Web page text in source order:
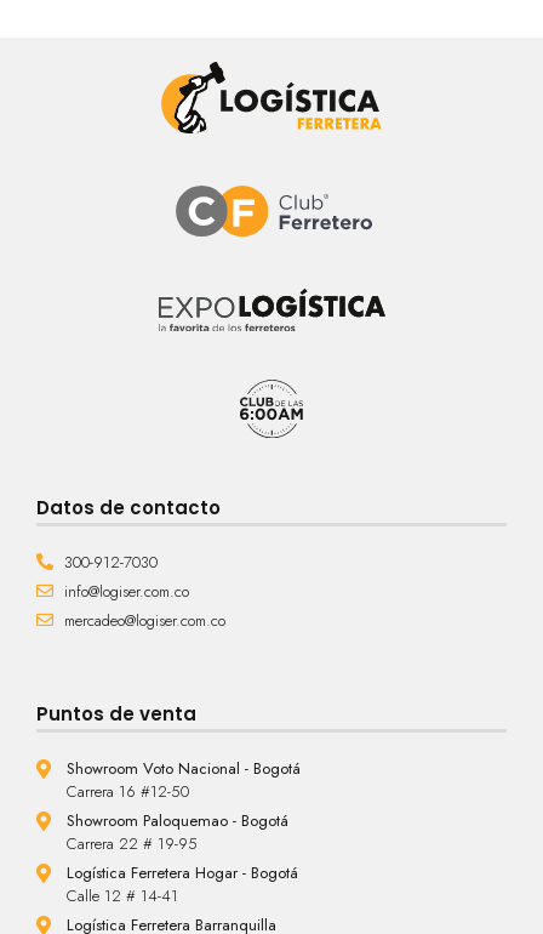
Datos de contacto
300-912-7030
info@logiser.com.co
mercadeo@logiser.com.co
Puntos de venta
Showroom Voto Nacional - Bogotá
Carrera 16 #12-50
Showroom Paloquemao - Bogotá
Carrera 22 # 19-95
Logística Ferretera Hogar - Bogotá
Calle 12 # 14-41
Logística Ferretera Barranquilla